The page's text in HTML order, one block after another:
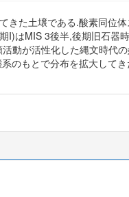
きた土壌である.酸素同位体
I)はMIS 3後半,後期旧石器
動が活性化した縄文時代の
のもとで分布を拡大してき